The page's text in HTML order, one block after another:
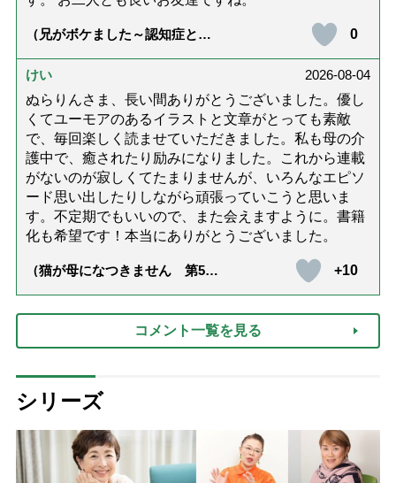
（兄がボケました～認知症と介
達』が届きました」）
0
けい
2026-08-04
ぬらりんさま、長い間ありがとうございました。優し
くてユーモアのあるイラストと文章がとっても素敵
で、毎回楽しく読ませていただきました。私も母の介
護中で、癒されたり励みになりました。これから連載
がないのが寂しくてたまりませんが、いろんなエピソ
ード思い出したりしながら頑張っていこうと思いま
す。不定期でもいいので、また会えますように。書籍
化も希望です！本当にありがとうございました。
（猫が母になつきません 第500
+10
コメント一覧を見る
シリーズ